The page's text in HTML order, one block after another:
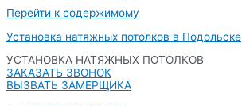
Перейти к содержимому
Установка натяжных потолков в Подольске
УСТАНОВКА НАТЯЖНЫХ ПОТОЛКОВ
ЗАКАЗАТЬ ЗВОНОК
ВЫЗВАТЬ ЗАМЕРЩИКА